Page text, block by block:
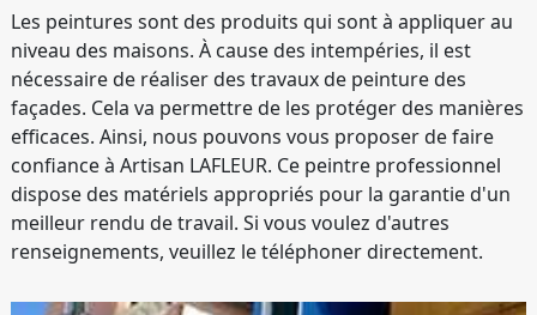
Les peintures sont des produits qui sont à appliquer au
niveau des maisons. À cause des intempéries, il est
nécessaire de réaliser des travaux de peinture des
façades. Cela va permettre de les protéger des manières
efficaces. Ainsi, nous pouvons vous proposer de faire
confiance à Artisan LAFLEUR. Ce peintre professionnel
dispose des matériels appropriés pour la garantie d'un
meilleur rendu de travail. Si vous voulez d'autres
renseignements, veuillez le téléphoner directement.